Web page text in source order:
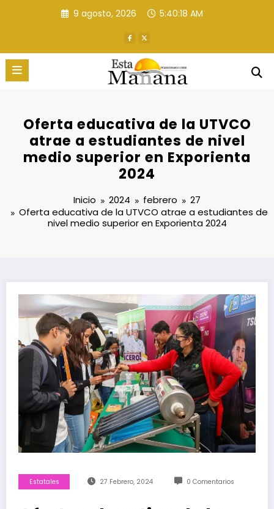
9 agosto, 2026 5:40:19 AM
Oferta educativa de la UTVCO
atrae a estudiantes de nivel
medio superior en Exporienta
2024
Inicio 2024 febrero
27
Oferta educativa de la UTVCO atrae a estudiantes de
nivel medio superior en Exporienta 2024
Estatales 27 Febrero, 2024 0 Comentarios